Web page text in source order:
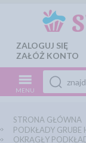
ZALOGUJ SIĘ
ZAŁÓŻ KONTO
MENU
STRONA GŁÓWNA
PODKŁADY GRUBE
OKRĄGŁY